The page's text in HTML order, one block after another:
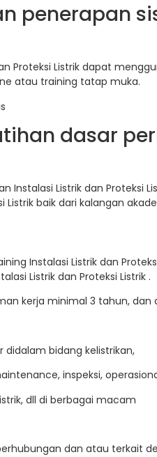
penerapan
Proteksi Listrik dapat
atau training tatap muka.
dasar
Instalasi Listrik dan Proteksi
Listrik baik dari kalangan
Instalasi Listrik dan
Listrik dan Proteksi Listrik .
kerja minimal 3 tahun, dan
didalam bidang kelistrikan,
inspeksi,
dll di berbagai macam
dan atau terkait